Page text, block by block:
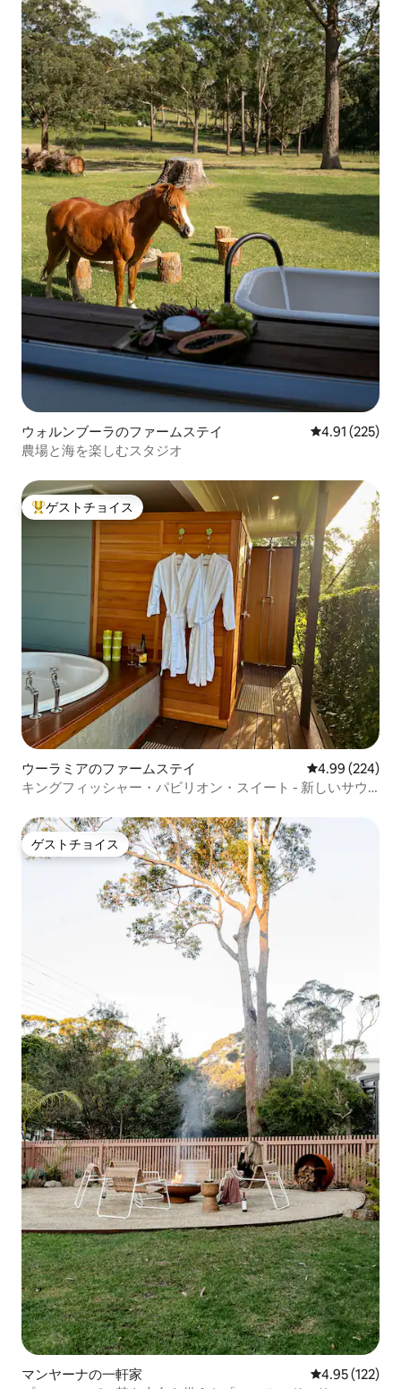
ウォルンブーラのファームステイ レビュー225
4.91 (225)
農場と海を楽しむスタジオ
大好評のゲストチョイスです。
ゲストチョイス
ウーラミアのファームステイ レビュー224
4.99 (224)
キングフィッシャー・パビリオン・スイート - 新しいサウ
ゲストチョイス
ゲストチョイス
マンヤーナの一軒家 レビュー122
4.95 (122)